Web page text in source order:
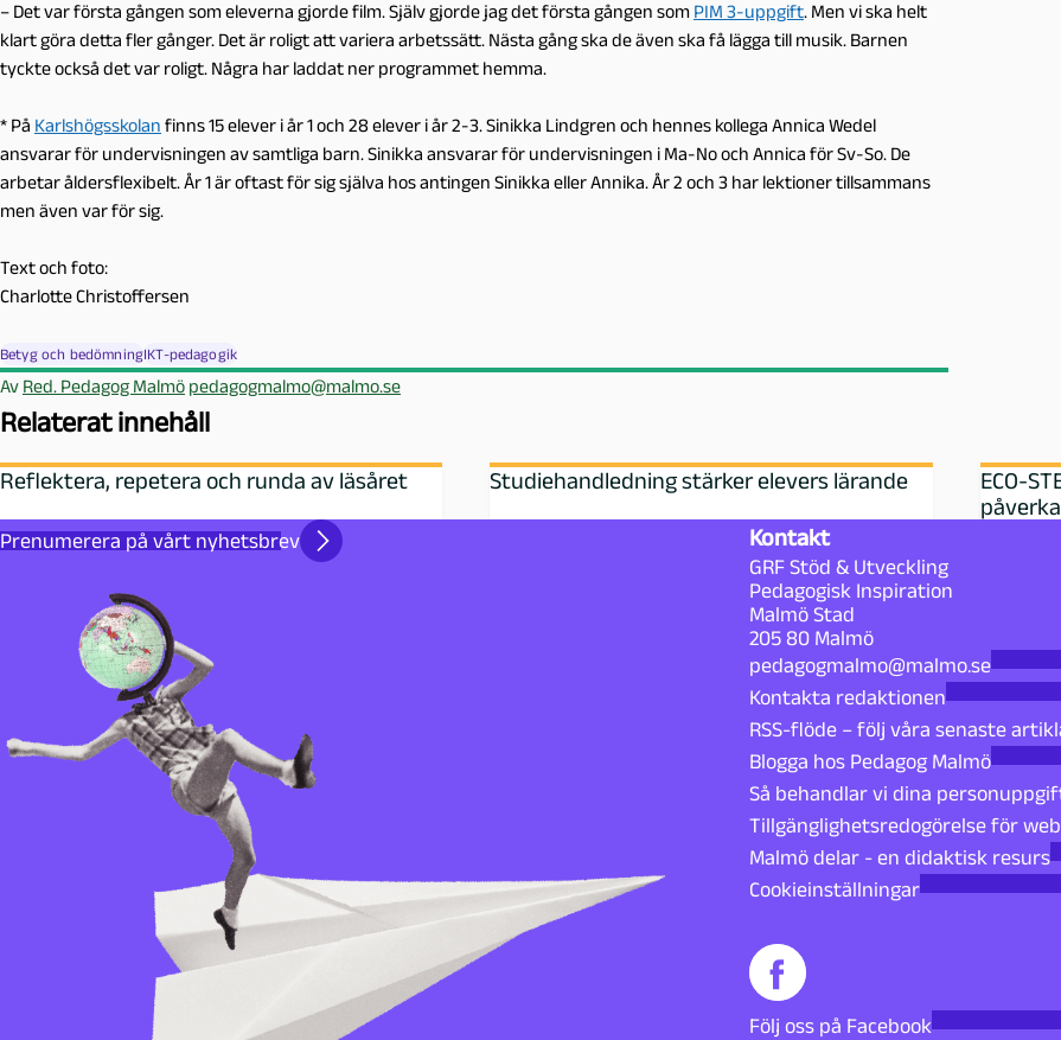
– Det var första gången som eleverna gjorde film. Själv gjorde jag det första gången som PIM 3-uppgift. Men vi ska helt
klart göra detta fler gånger. Det är roligt att variera arbetssätt. Nästa gång ska de även ska få lägga till musik. Barnen
tyckte också det var roligt. Några har laddat ner programmet hemma.
* På Karlshögsskolan finns 15 elever i år 1 och 28 elever i år 2-3. Sinikka Lindgren och hennes kollega Annica Wedel
ansvarar för undervisningen av samtliga barn. Sinikka ansvarar för undervisningen i Ma-No och Annica för Sv-So. De
arbetar åldersflexibelt. År 1 är oftast för sig själva hos antingen Sinikka eller Annika. År 2 och 3 har lektioner tillsammans
men även var för sig.
Text och foto:
Charlotte Christoffersen
Betyg och bedömningIKT-pedagogik
Av Red. Pedagog Malmö pedagogmalmo@malmo.se
Relaterat innehåll
Reflektera, repetera och runda av läsåret Studiehandledning stärker elevers lärande
ECO-
Prenumerera på vårt nyhetsbrev Kontakt
GRF Stöd & Utveckling
Pedagogisk Inspiration
Malmö Stad
205 80 Malmö
pedagogmalmo@malmo.se
Kontakta redaktionen
RSS-flöde – följ våra senaste
Blogga hos Pedagog Malmö
Så behandlar vi dina
Tillgänglighetsredogörelse för
Malmö delar - en didaktisk resurs
Cookieinställningar
Följ oss på Facebook